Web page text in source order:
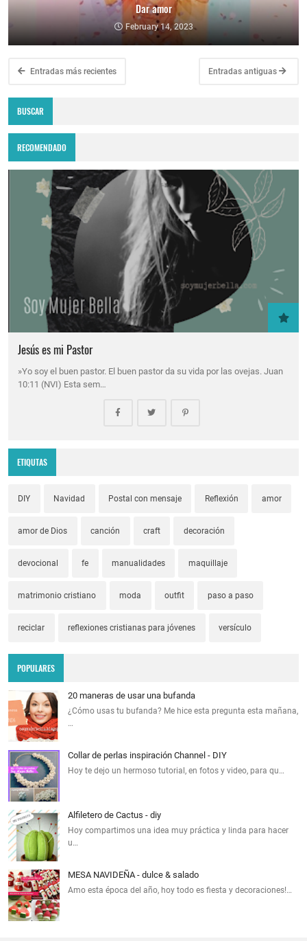
Dar amor
February 14, 2023
Entradas más recientes Entradas antiguas
BUSCAR
RECOMENDADO
Jesús es mi Pastor
»Yo soy el buen pastor. El buen pastor da su vida por las ovejas. Juan
10:11 (NVI) Esta sem…
ETIQUTAS
DIY Navidad Postal con mensaje Reflexión amor
amor de Dios canción craft decoración
devocional fe manualidades maquillaje
matrimonio cristiano moda outfit paso a paso
reciclar reflexiones cristianas para jóvenes versículo
POPULARES
20 maneras de usar una bufanda
¿Cómo usas tu bufanda? Me hice esta pregunta esta mañana,
…
Collar de perlas inspiración Channel - DIY
Hoy te dejo un hermoso tutorial, en fotos y video, para qu…
Alfiletero de Cactus - diy
Hoy compartimos una idea muy práctica y linda para hacer
u…
MESA NAVIDEÑA - dulce & salado
Amo esta época del año, hoy todo es fiesta y decoraciones!…